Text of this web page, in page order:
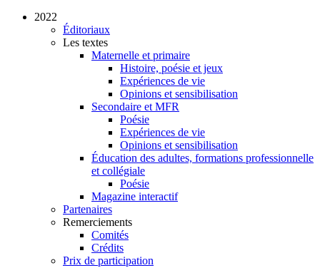
2022
Éditoriaux
Les textes
Maternelle et primaire
Histoire, poésie et jeux
Expériences de vie
Opinions et sensibilisation
Secondaire et MFR
Poésie
Expériences de vie
Opinions et sensibilisation
Éducation des adultes, formations professionnelle
et collégiale
Poésie
Magazine interactif
Partenaires
Remerciements
Comités
Crédits
Prix de participation